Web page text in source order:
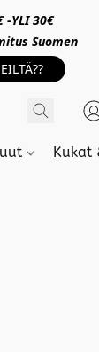
-YLI 30€
Suomen
Kukat